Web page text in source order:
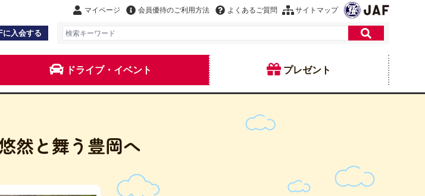
マイページ 会員優待のご利用方法 よくあるご質問 サイトマップ
に入会する
ドライブ・イベント プレゼント
然と舞う豊岡へ